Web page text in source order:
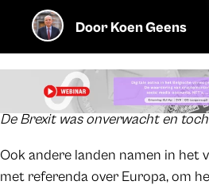
DoorKoen Geens
De Brexit was onverwacht en
Ook andere landen namen in het
met referenda over Europa, om